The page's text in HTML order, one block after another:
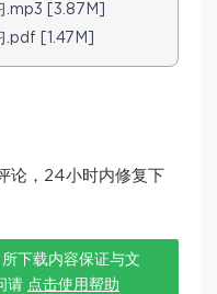
.mp3 [3.87M]
.pdf [1.47M]
论，24小时内修复下
下载内容保证与文
请 点击使用帮助